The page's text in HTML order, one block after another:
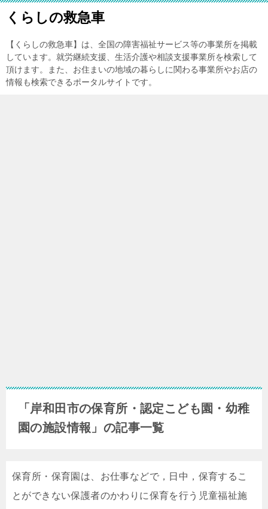
くらしの救急車
【くらしの救急車】は、全国の障害福祉サービス等の事業所を掲載
しています。就労継続支援、生活介護や相談支援事業所を検索して
頂けます。また、お住まいの地域の暮らしに関わる事業所やお店の
情報も検索できるポータルサイトです。
「岸和田市の保育所・認定こども園・幼稚
園の施設情報」の記事一覧
保育所・保育園は、お仕事などで，日中，保育するこ
とができない保護者のかわりに保育を行う児童福祉施